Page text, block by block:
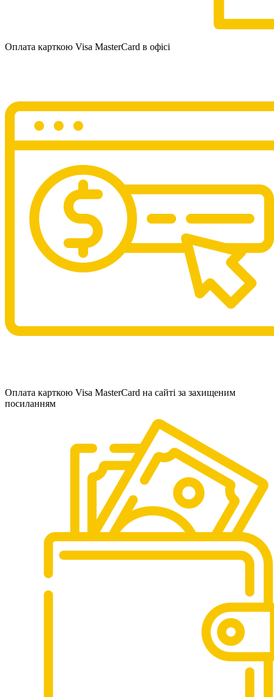
Оплата карткою Visa MasterCard в офісі
Оплата карткою Visa MasterCard на сайті за захищеним
посиланням